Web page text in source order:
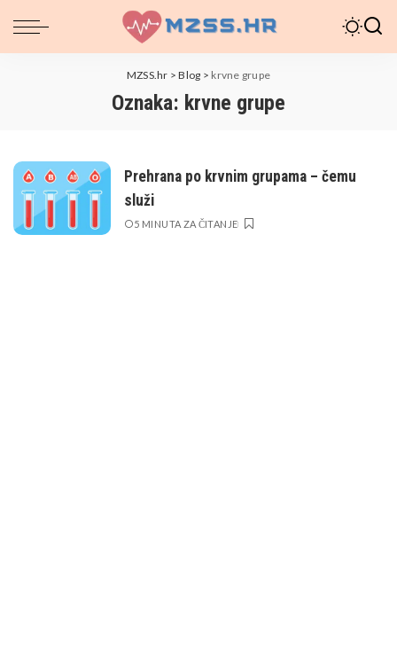
MZSS.hr >Blog > krvne grupe
Oznaka: krvne grupe
Prehrana po krvnim grupama – čemu
služi
5 MINUTA ZA ČITANJE